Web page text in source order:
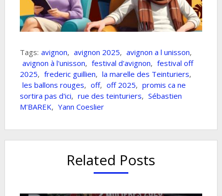
Tags: avignon, avignon 2025, avignon a l unisson,
avignon à l'unisson, festival d'avignon, festival off
2025, frederic guillien, la marelle des Teinturiers,
les ballons rouges, off, off 2025, promis ca ne
sortira pas d'ici, rue des teinturiers, Sébastien
M'BAREK, Yann Coeslier
Related Posts